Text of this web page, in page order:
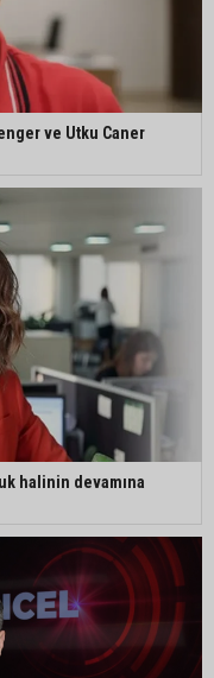
ve Utku Caner
halinin devamına